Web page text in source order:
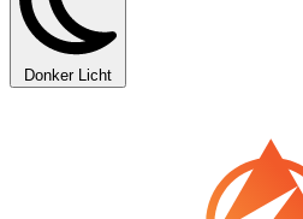
Donker Licht